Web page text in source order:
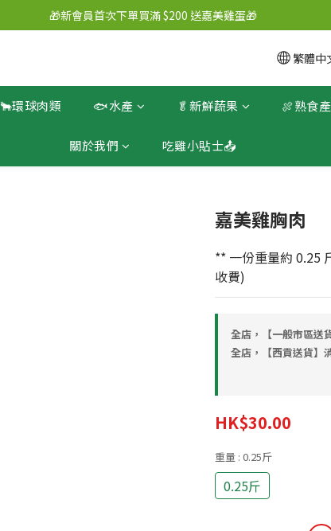
🎁新會員首次下單買滿 $200 送嘉美雞蛋🎁
繁體中
🐂環球肉類 🐟水產 🥬新鮮蔬果 🍖熟食
關於我們 吃雞小貼士📤
嘉美雞胸肉
** 一份重量約 0.25
收費)
全店，【一般市區送
全店，【西貢送貨】
HK$30.00
重量 : 0.25斤
0.25斤